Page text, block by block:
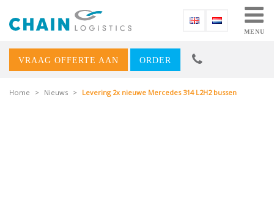
MENU
VRAAG OFFERTE AAN ORDER
Home > Nieuws > Levering 2x nieuwe Mercedes 314 L2H2 bussen